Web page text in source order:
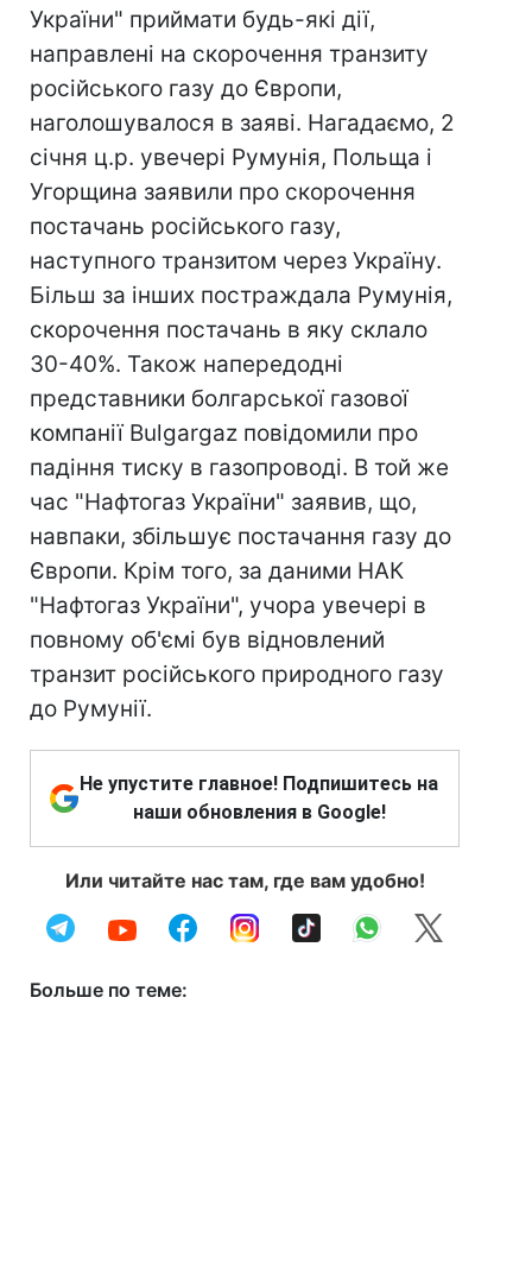
України" приймати будь-які дії,
направлені на скорочення транзиту
російського газу до Європи,
наголошувалося в заяві. Нагадаємо, 2
січня ц.р. увечері Румунія, Польща і
Угорщина заявили про скорочення
постачань російського газу,
наступного транзитом через Україну.
Більш за інших постраждала Румунія,
скорочення постачань в яку склало
30-40%. Також напередодні
представники болгарської газової
компанії Bulgargaz повідомили про
падіння тиску в газопроводі. В той же
час "Нафтогаз України" заявив, що,
навпаки, збільшує постачання газу до
Європи. Крім того, за даними НАК
"Нафтогаз України", учора увечері в
повному об'ємі був відновлений
транзит російського природного газу
до Румунії.
Не упустите главное! Подпишитесь на
наши обновления в Google!
Или читайте нас там, где вам удобно!
Больше по теме: